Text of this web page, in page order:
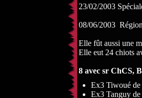
23/02/2003
08/06/2003
Elle fût aussi une
Elle eut 24 chiots
8 avec sr ChCS,
Ex3 Tiwoué
Ex3 Tanguy